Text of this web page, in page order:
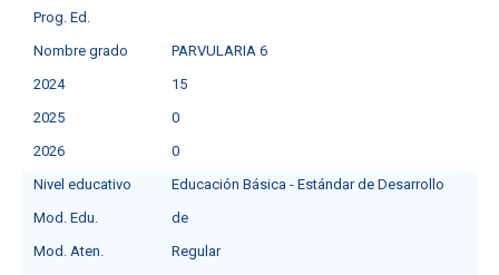
Prog. Ed.
Nombre grado
PARVULARIA 6
2024
15
2025
0
2026
0
Nivel educativo
Educación Básica - Estándar de Desarrollo
Mod. Edu.
de
Mod. Aten.
Regular